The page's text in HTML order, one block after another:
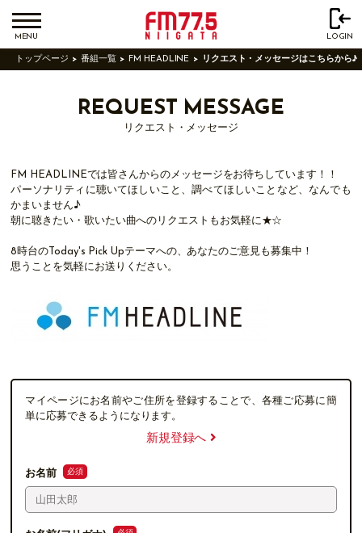
MENU LOGIN
トップページ 番組一覧 FM HEADLINE リクエスト・メッセージはこちらから♪
REQUEST MESSAGE
リクエスト・メッセージ
FM HEADLINEでは皆さんからのメッセージをお待ちしています！！
パーソナリティに聴いてほしいこと、調べてほしいことなど、なんでも
かまいません♪
朝に聴きたい・歌いたい曲へのリクエストもお気軽に★☆
8時台のToday's Pick Upテーマへの、あなたのご意見も募集中！
思うことを気軽にお送りください。
マイページにお名前やご住所を登録することで、各種ご応募に簡
単に応募できるようになります。
新規登録へ
お名前 必須